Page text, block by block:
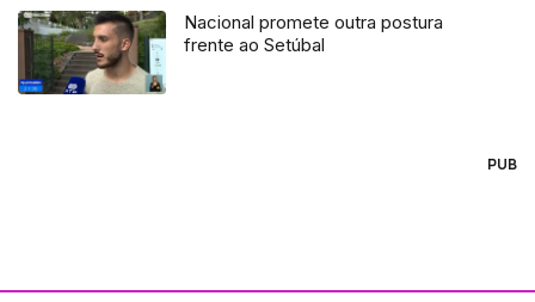
Nacional promete outra postura
frente ao Setúbal
PUB